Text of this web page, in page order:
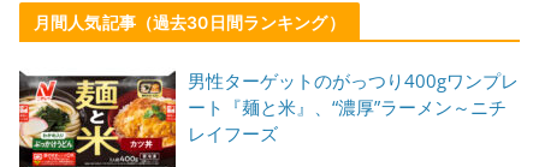
月間人気記事（過去30日間ランキング）
男性ターゲットのがっつり400gワンプレ
ート『麺と米』、“濃厚”ラーメン～ニチ
レイフーズ